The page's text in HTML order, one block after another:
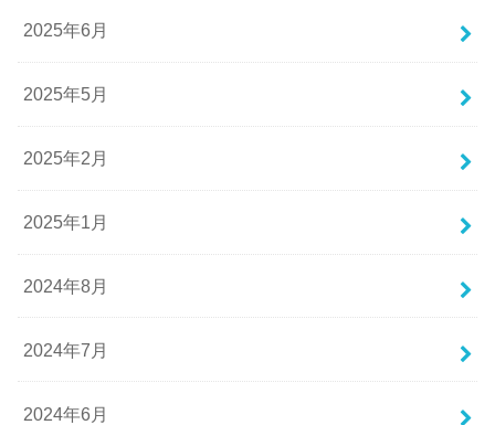
2025年6月
2025年5月
2025年2月
2025年1月
2024年8月
2024年7月
2024年6月